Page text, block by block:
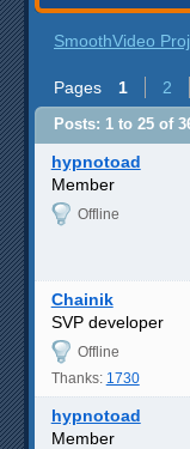
SmoothVideo
Pages 1 2
Posts: 1 to 25 of
hypnotoad
Member
Offline
Chainik
SVP developer
Offline
Thanks: 1730
hypnotoad
Member